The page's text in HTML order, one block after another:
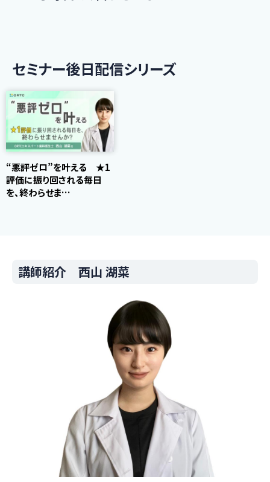
セミナー後日配信シリーズ
“悪評ゼロ”を叶える ★1
評価に振り回される毎日
を、終わらせま…
講師紹介 西山 湖菜